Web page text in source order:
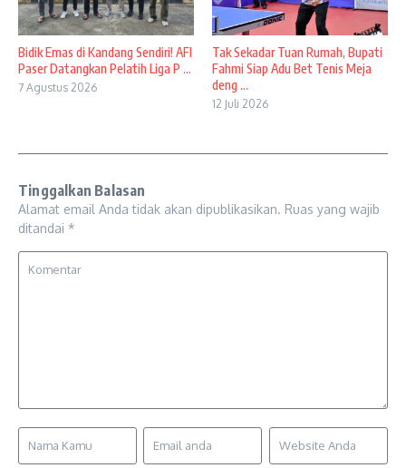
Bidik Emas di Kandang Sendiri! AFI
Paser Datangkan Pelatih Liga P ...
7 Agustus 2026
Tak Sekadar Tuan Rumah, Bupati
Fahmi Siap Adu Bet Tenis Meja
deng ...
12 Juli 2026
Tinggalkan Balasan
Alamat email Anda tidak akan dipublikasikan. Ruas yang wajib
ditandai *